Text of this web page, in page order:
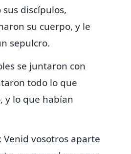
sus discípulos,
su cuerpo, y le
sepulcro.
se juntaron con
todo lo que
y lo que habían
Venid vosotros aparte